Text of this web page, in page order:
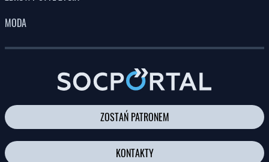
MODA
ZOSTAŃ PATRONEM
KONTAKTY